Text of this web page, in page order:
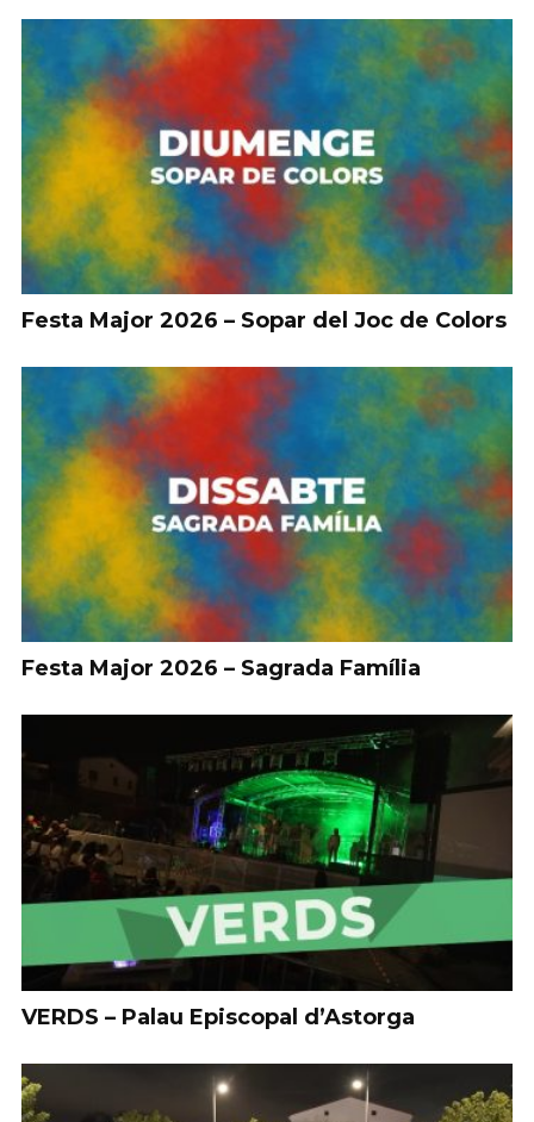
Festa Major 2026 – Sopar del Joc de Colors
Festa Major 2026 – Sagrada Família
VERDS – Palau Episcopal d’Astorga